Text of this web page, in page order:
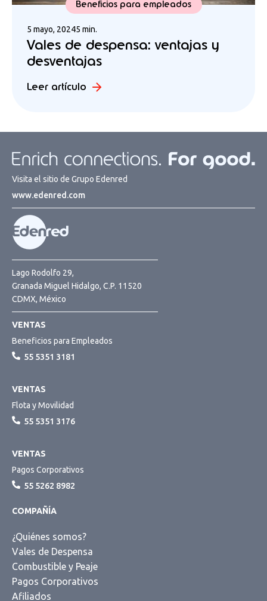
Beneficios para empleados
5 mayo, 20245 min.
Vales de despensa: ventajas y
desventajas
Leer artículo
Visita el sitio de Grupo Edenred
www.edenred.com
Lago Rodolfo 29,
Granada Miguel Hidalgo, C.P. 11520
CDMX, México
VENTAS
Beneficios para Empleados
55 5351 3181
VENTAS
Flota y Movilidad
55 5351 3176
VENTAS
Pagos Corporativos
55 5262 8982
COMPAÑÍA
¿Quiénes somos?
Vales de Despensa
Combustible y Peaje
Pagos Corporativos
Afiliados